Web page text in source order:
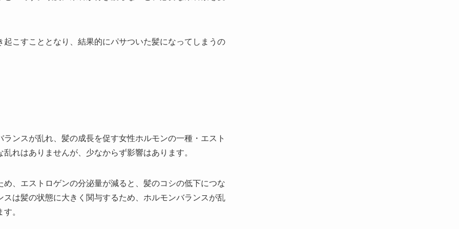
こすこととなり、結果的にパサついた髪になってしまうの
ンスが乱れ、髪の成長を促す女性ホルモンの一種・エスト
れはありませんが、少なからず影響はあります。
、エストロゲンの分泌量が減ると、髪のコシの低下につな
は髪の状態に大きく関与するため、ホルモンバランスが乱
。